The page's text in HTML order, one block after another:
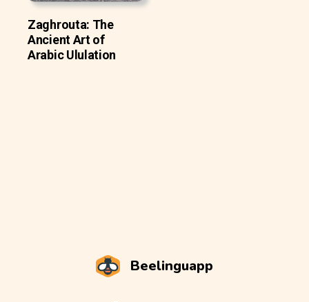
Zaghrouta: The
Ancient Art of
Arabic Ululation
Beelinguapp